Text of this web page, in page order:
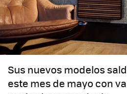
Sus nuevos modelos
este mes de mayo con